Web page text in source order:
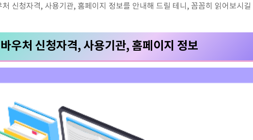
처 신청자격, 사용기관, 홈페이지 정보를 안내해 드릴 테니, 꼼꼼히 읽어보시
우처 신청자격, 사용기관, 홈페이지 정보